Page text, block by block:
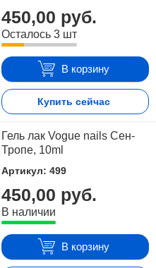
450,00 руб.
Осталось 3 шт
В корзину
Купить сейчас
Гель лак Vogue nails Сен-
Тропе, 10ml
Артикул: 499
450,00 руб.
В наличии
В корзину